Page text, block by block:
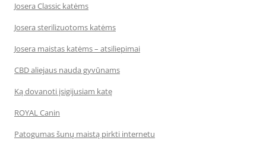
Josera Classic katėms
Josera sterilizuotoms katėms
Josera maistas katėms – atsiliepimai
CBD aliejaus nauda gyvūnams
Ką dovanoti įsigijusiam katę
ROYAL Canin
Patogumas šunų maistą pirkti internetu